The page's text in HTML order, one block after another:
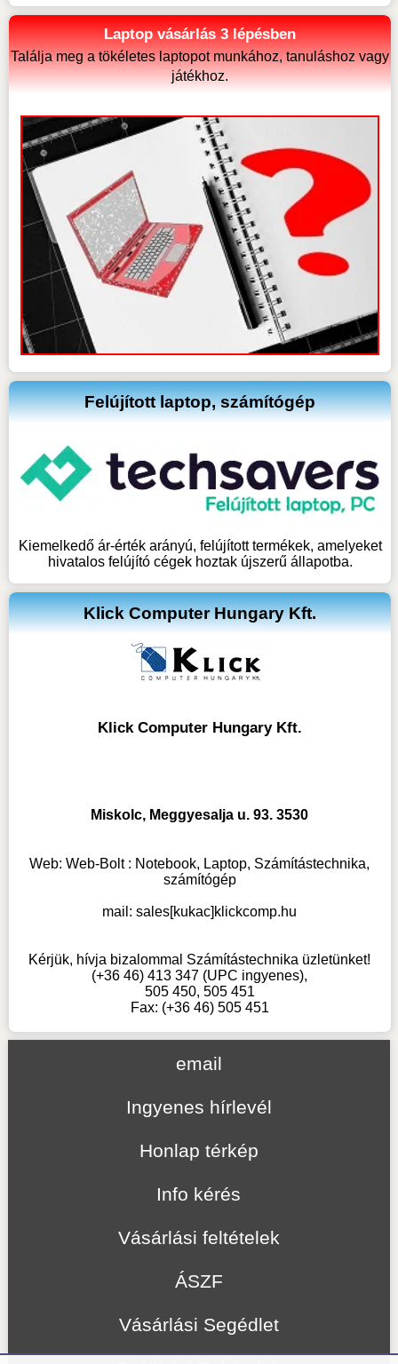
Laptop vásárlás 3 lépésben
Találja meg a tökéletes laptopot munkához, tanuláshoz vagy
játékhoz.
Felújított laptop, számítógép
Kiemelkedő ár-érték arányú, felújított termékek, amelyeket
hivatalos felújító cégek hoztak újszerű állapotba.
Klick Computer Hungary Kft.
Klick Computer Hungary Kft.
Miskolc, Meggyesalja u. 93. 3530
Web:Web-Bolt : Notebook, Laptop, Számítástechnika,
számítógép
mail:sales[kukac]klickcomp.hu
Kérjük, hívja bizalommal Számítástechnika üzletünket!
(+36 46) 413 347 (UPC ingyenes),
505 450, 505 451
Fax: (+36 46) 505 451
email
Ingyenes hírlevél
Honlap térkép
Info kérés
Vásárlási feltételek
ÁSZF
Vásárlási Segédlet